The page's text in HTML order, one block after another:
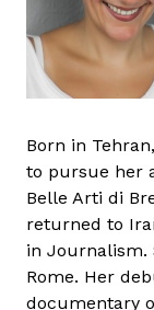
Born in
to pursue her
Belle Arti di
returned to
in Journalism.
Rome. Her
documentary